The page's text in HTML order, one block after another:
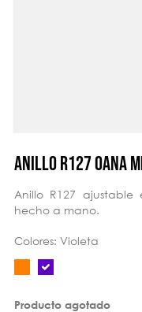
ANILLO R127 OANA
Anillo R127
hecho a mano.
Colores: Violeta
Producto agotado